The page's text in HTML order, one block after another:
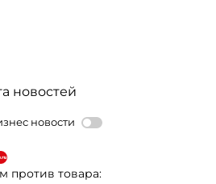
новостей
новости
против товара: